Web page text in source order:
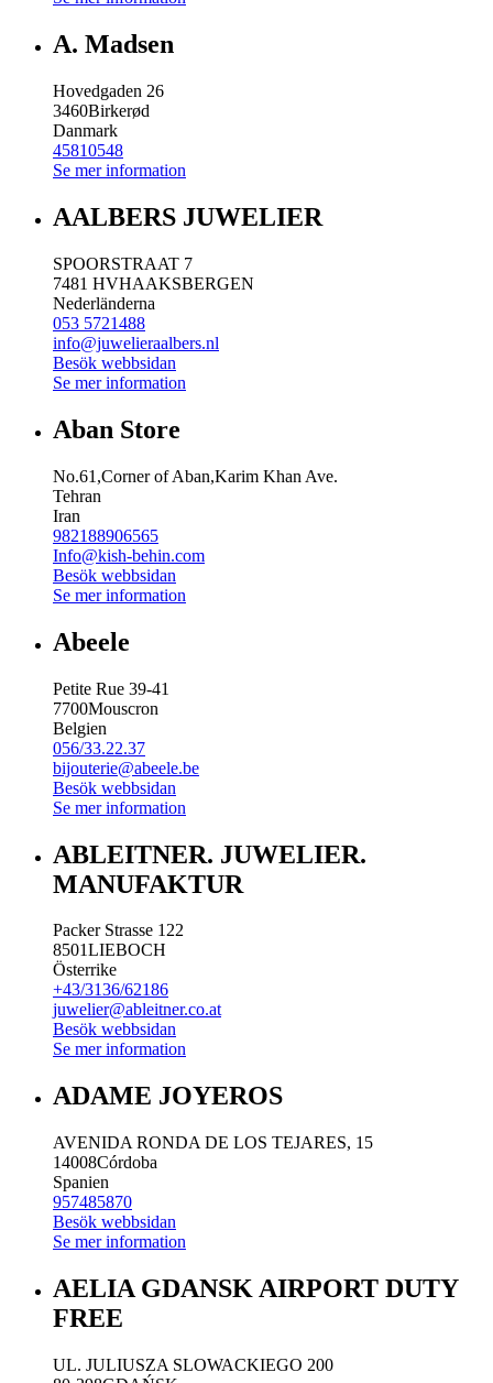
A. Madsen
Hovedgaden 26
3460Birkerød
Danmark
45810548
Se mer information
AALBERS JUWELIER
SPOORSTRAAT 7
7481 HVHAAKSBERGEN
Nederländerna
053 5721488
info@juwelieraalbers.nl
Besök webbsidan
Se mer information
Aban Store
No.61,Corner of Aban,Karim Khan Ave.
Tehran
Iran
982188906565
Info@kish-behin.com
Besök webbsidan
Se mer information
Abeele
Petite Rue 39-41
7700Mouscron
Belgien
056/33.22.37
bijouterie@abeele.be
Besök webbsidan
Se mer information
ABLEITNER. JUWELIER.
MANUFAKTUR
Packer Strasse 122
8501LIEBOCH
Österrike
+43/3136/62186
juwelier@ableitner.co.at
Besök webbsidan
Se mer information
ADAME JOYEROS
AVENIDA RONDA DE LOS TEJARES, 15
14008Córdoba
Spanien
957485870
Besök webbsidan
Se mer information
AELIA GDANSK AIRPORT DUTY
FREE
UL. JULIUSZA SLOWACKIEGO 200